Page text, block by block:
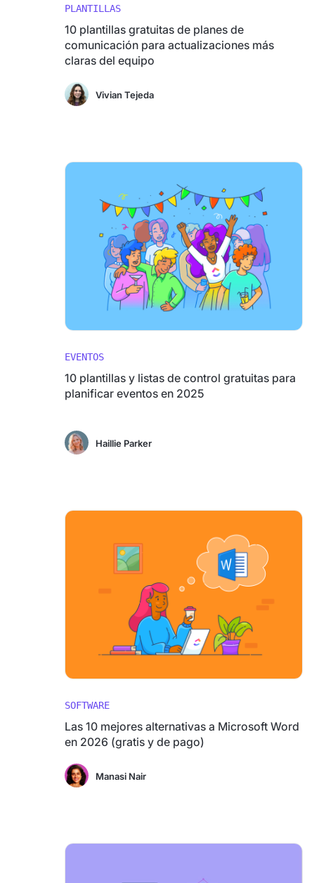
PLANTILLAS
10 plantillas gratuitas de planes de
comunicación para actualizaciones más
claras del equipo
Vivian Tejeda
EVENTOS
10 plantillas y listas de control gratuitas para
planificar eventos en 2025
Haillie Parker
SOFTWARE
Las 10 mejores alternativas a Microsoft Word
en 2026 (gratis y de pago)
Manasi Nair